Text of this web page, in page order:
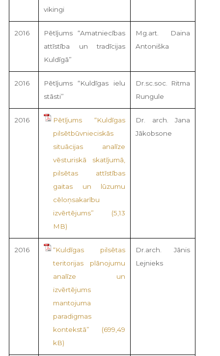
vikingi
2016
Pētījums “Amatniecības
attīstība un tradīcijas
Kuldīgā”
Mg.art. Daina
Antoniška
2016
Pētījums “Kuldīgas ielu
stāsti”
Dr.sc.soc. Ritma
Rungule
2016
Pētījums “Kuldīgas
pilsētbūvnieciskās
situācijas analīze
vēsturiskā skatījumā,
pilsētas attīstības
gaitas un lūzumu
cēloņsakarību
izvērtējums”
Dr. arch. Jana
Jākobsone
2016
“Kuldīgas pilsētas
teritorijas plānojumu
analīze un
izvērtējums
mantojuma
paradigmas
kontekstā”
Dr.arch. Jānis
Lejnieks